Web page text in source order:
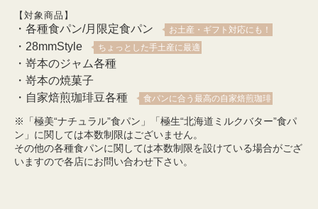
【対象商品】
・各種食パン/月限定食パン お土産・ギフト対応にも！
・28mmStyle ちょっとした手土産に最適
・嵜本のジャム各種
・嵜本の焼菓子
・自家焙煎珈琲豆各種
食パンに合う最高の自家焙煎珈琲
※「極美“ナチュラル”食パン」「極生“北海道ミルクバター”食パ
ン」に関しては本数制限はございません。
その他の各種食パンに関しては本数制限を設けている場合がござ
いますので各店にお問い合わせ下さい。